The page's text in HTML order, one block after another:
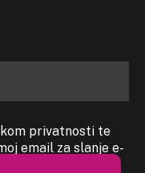
privatnosti te
email za slanje e-